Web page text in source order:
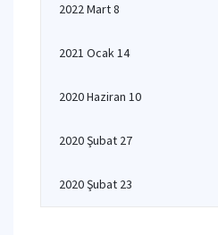
2022 Mart 8
2021 Ocak 14
2020 Haziran 10
2020 Şubat 27
2020 Şubat 23